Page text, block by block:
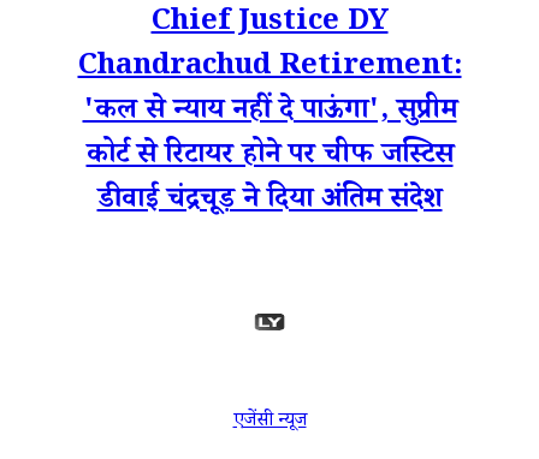
Chief Justice DY
Chandrachud Retirement:
'कल से न्याय नहीं दे पाऊंगा', सुप्रीम
कोर्ट से रिटायर होने पर चीफ जस्टिस
डीवाई चंद्रचूड़ ने दिया अंतिम संदेश
एजेंसी न्यूज